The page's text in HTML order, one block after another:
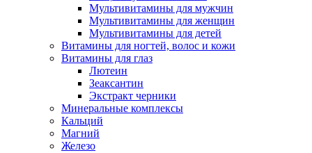
Мультивитамины для мужчин
Мультивитамины для женщин
Мультивитамины для детей
Витамины для ногтей, волос и кожи
Витамины для глаз
Лютеин
Зеаксантин
Экстракт черники
Минеральные комплексы
Кальций
Магний
Железо